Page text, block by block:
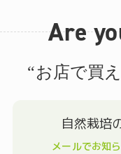
Are
“お店で買